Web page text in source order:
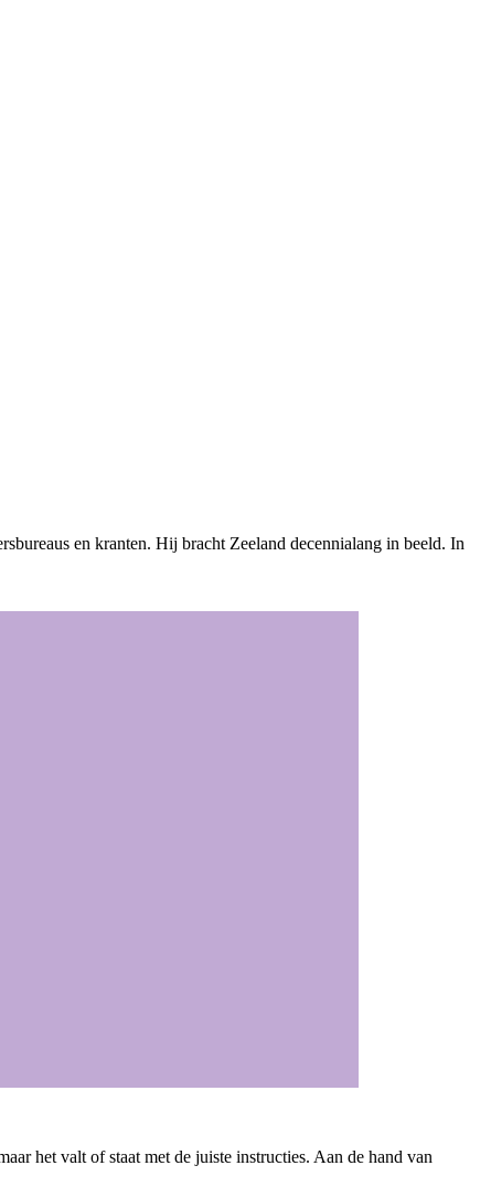
en kranten. Hij bracht Zeeland decennialang in beeld. In
het valt of staat met de juiste instructies. Aan de hand van